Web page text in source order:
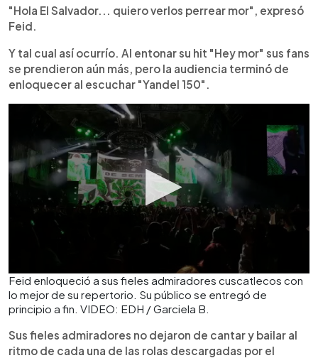
"Hola El Salvador... quiero verlos perrear mor", expresó
Feid.
Y tal cual así ocurrío. Al entonar su hit "Hey mor" sus fans
se prendieron aún más, pero la audiencia terminó de
enloquecer al escuchar "Yandel 150".
Feid enloqueció a sus fieles admiradores cuscatlecos con
lo mejor de su repertorio. Su público se entregó de
principio a fin. VIDEO: EDH / Garciela B.
Sus fieles admiradores no dejaron de cantar y bailar al
ritmo de cada una de las rolas descargadas por el